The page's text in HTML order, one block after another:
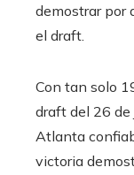
demostrar por
el draft.
Con tan solo
draft del 26 de
Atlanta
victoria